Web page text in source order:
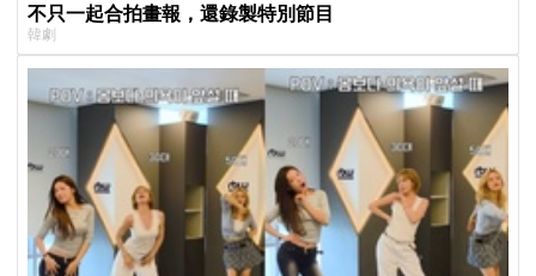
不只一起合拍畫報，還錄製特別節目
韓劇